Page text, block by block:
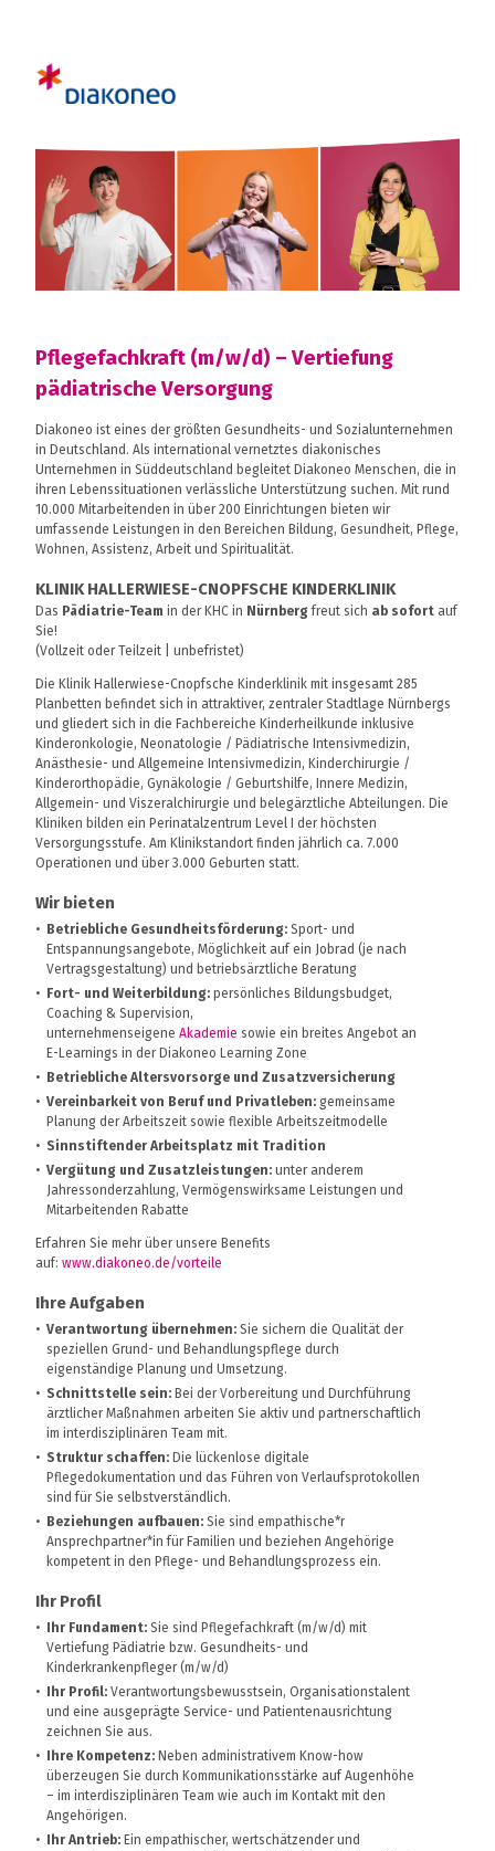
Pflegefachkraft (m/w/d) – Vertiefung
pädiatrische Versorgung
Diakoneo ist eines der größten Gesundheits- und Sozialunternehmen
in Deutschland. Als international vernetztes diakonisches
Unternehmen in Süddeutschland begleitet Diakoneo Menschen, die in
ihren Lebenssituationen verlässliche Unterstützung suchen. Mit rund
10.000 Mitarbeitenden in über 200 Einrichtungen bieten wir
umfassende Leistungen in den Bereichen Bildung, Gesundheit, Pflege,
Wohnen, Assistenz, Arbeit und Spiritualität.
KLINIK HALLERWIESE-CNOPFSCHE KINDERKLINIK
Das Pädiatrie-Team in der KHC in Nürnbergfreut sich ab sofort auf
Sie!
(Vollzeit oder Teilzeit | unbefristet)
Die Klinik Hallerwiese-Cnopfsche Kinderklinik mit insgesamt 285
Planbetten befindet sich in attraktiver, zentraler Stadtlage Nürnbergs
und gliedert sich in die Fachbereiche Kinderheilkunde inklusive
Kinderonkologie, Neonatologie / Pädiatrische Intensivmedizin,
Anästhesie- und Allgemeine Intensivmedizin, Kinderchirurgie /
Kinderorthopädie, Gynäkologie / Geburtshilfe, Innere Medizin,
Allgemein- und Viszeralchirurgie und belegärztliche Abteilungen. Die
Kliniken bilden ein Perinatalzentrum Level I der höchsten
Versorgungsstufe. Am Klinikstandort finden jährlich ca. 7.000
Operationen und über 3.000 Geburten statt.
Wir bieten
Betriebliche Gesundheitsförderung: Sport- und
Entspannungsangebote, Möglichkeit auf ein Jobrad (je nach
Vertragsgestaltung) und betriebsärztliche Beratung
Fort- und Weiterbildung: persönliches Bildungsbudget,
Coaching & Supervision,
unternehmenseigene Akademie sowie ein breites Angebot an
E-Learnings in der Diakoneo Learning Zone
Betriebliche Altersvorsorge und Zusatzversicherung
Vereinbarkeit von Beruf und Privatleben: gemeinsame
Planung der Arbeitszeit sowie flexible Arbeitszeitmodelle
Sinnstiftender Arbeitsplatz mit Tradition
Vergütung und Zusatzleistungen: unter anderem
Jahressonderzahlung, Vermögenswirksame Leistungen und
Mitarbeitenden Rabatte
Erfahren Sie mehr über unsere Benefits
auf: www.diakoneo.de/vorteile
Ihre Aufgaben
Verantwortung übernehmen: Sie sichern die Qualität der
speziellen Grund- und Behandlungspflege durch
eigenständige Planung und Umsetzung.
Schnittstelle sein: Bei der Vorbereitung und Durchführung
ärztlicher Maßnahmen arbeiten Sie aktiv und partnerschaftlich
im interdisziplinären Team mit.
Struktur schaffen: Die lückenlose digitale
Pflegedokumentation und das Führen von Verlaufsprotokollen
sind für Sie selbstverständlich.
Beziehungen aufbauen: Sie sind empathische*r
Ansprechpartner*in für Familien und beziehen Angehörige
kompetent in den Pflege- und Behandlungsprozess ein.
Ihr Profil
Ihr Fundament: Sie sind Pflegefachkraft (m/w/d) mit
Vertiefung Pädiatrie bzw. Gesundheits- und
Kinderkrankenpfleger (m/w/d)
Ihr Profil: Verantwortungsbewusstsein, Organisationstalent
und eine ausgeprägte Service- und Patientenausrichtung
zeichnen Sie aus.
Ihre Kompetenz: Neben administrativem Know-how
überzeugen Sie durch Kommunikationsstärke auf Augenhöhe
– im interdisziplinären Team wie auch im Kontakt mit den
Angehörigen.
Ihr Antrieb: Ein empathischer, wertschätzender und